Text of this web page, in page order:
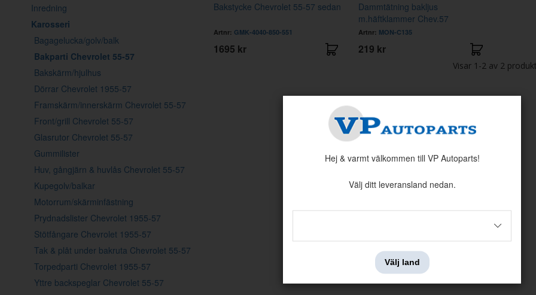
Inredning
Karosseri
Bagagelucka/golv/balk
Bakparti Chevrolet 55-57
Bakskärm/hjulhus
Dörrar Chevrolet 1955-57
Framskärm/innerskärm Chevrolet 55-57
Front/grill Chevrolet 55-57
Glasrutor Chevrolet 55-57
Gummilister
Huv, gångjärn & huvlås Chevrolet 55-57
Kupegolv/balkar
Motorrum/skärminfästning
Prydnadslister Chevrolet 1955-57
Stötfångare Chevrolet 1955-57
Tak & plåt under bakruta Chevrolet 55-57
Torpedparti Chevrolet 1955-57
Yttre backspeglar Chevrolet 55-57
Bakstycke Chevrolet 55-57 sedan
Artnr: GMK-4040-850-551
1695 kr
Dammtätning bakljus
m.häftklammer Chev.57
Artnr: MON-C135
219 kr
Visar 1-2av 2
Hej & varmt välkommen till VP Autoparts!
Välj ditt leveransland nedan.
Välj land